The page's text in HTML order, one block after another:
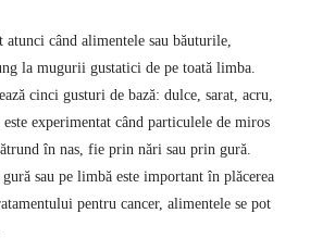
atunci când alimentele sau băuturile,
la mugurii gustatici de pe toată limba.
cinci gusturi de bază: dulce, sarat, acru,
experimentat când particulele de miros
în nas, fie prin nări sau prin gură.
sau pe limbă este important în plăcerea
pentru cancer, alimentele se pot